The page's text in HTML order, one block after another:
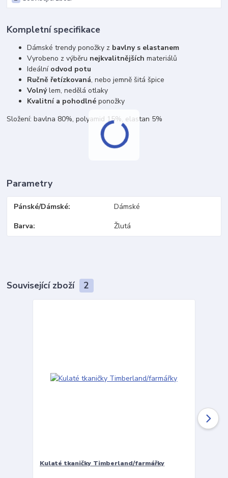
Kompletní specifikace
Dámské trendy ponožky z bavlny s elastanem
Vyrobeno z výběru nejkvalitnějšíchmateriálů
Ideální odvod potu
Ručně řetízkovaná, nebo jemně šitá špice
Volnýlem, nedělá otlaky
Kvalitní a pohodlnéponožky
Složení: bavlna 80%, polyamid 15%, elastan 5%
Parametry
Pánské/Dámské Dámské
Barva Žlutá
Související zboží 2
Kulaté tkaničky Timberland/farmářky